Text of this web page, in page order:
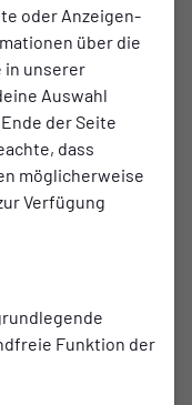
oder Anzeigen-
über die
in unserer
Auswahl
der Seite
dass
möglicherweise
Verfügung
Funktion der
Spielplan und
Adler Ellinghorst